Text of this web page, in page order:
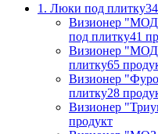
1. Люки под плитку
Визионер
под плитку41
Визионер
плитку65
Визионер
плитку28
Визионер
продукт